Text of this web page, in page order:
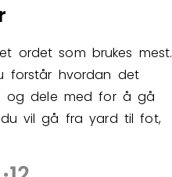
ordet som brukes mest.
forstår hvordan det
og dele med for å gå
du vil gå fra yard til fot,